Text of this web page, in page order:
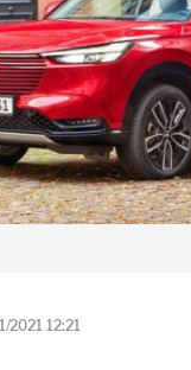
2021 12:21